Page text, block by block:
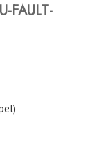
FAULT-